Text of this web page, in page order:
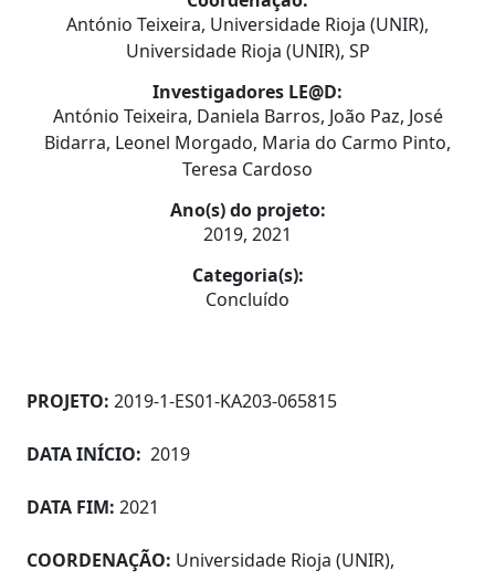
António Teixeira, Universidade Rioja (UNIR),
Universidade Rioja (UNIR), SP
Investigadores LE@D:
António Teixeira, Daniela Barros, João Paz, José
Bidarra, Leonel Morgado, Maria do Carmo Pinto,
Teresa Cardoso
Ano(s) do projeto:
2019, 2021
Categoria(s):
Concluído
PROJETO: 2019-1-ES01-KA203-065815
DATA INÍCIO: 2019
DATA FIM: 2021
COORDENAÇÃO: Universidade Rioja (UNIR),